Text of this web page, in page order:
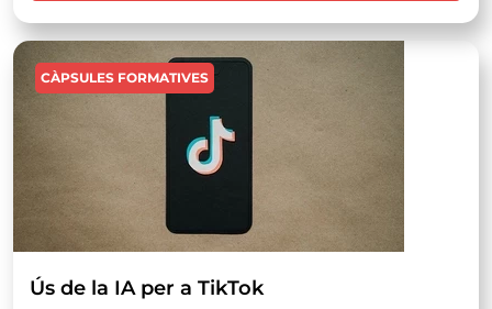
Imatge
CÀPSULES FORMATIVES
Ús de la IA per a TikTok